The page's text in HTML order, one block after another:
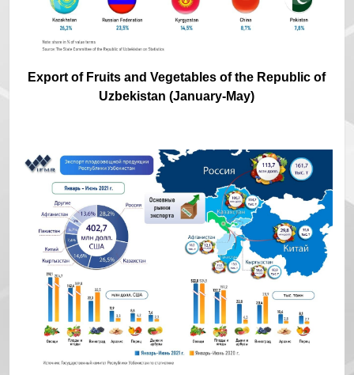
Export of Fruits and Vegetables of the Republic of
Uzbekistan (January-May)